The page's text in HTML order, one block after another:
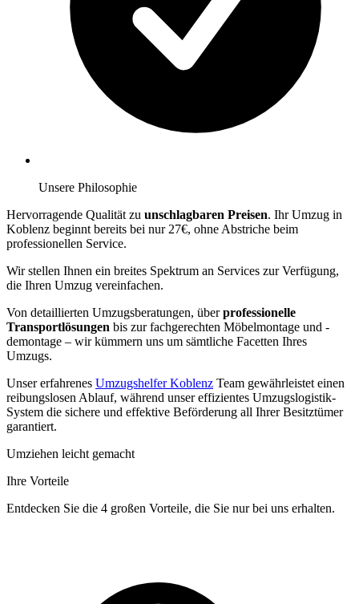
Unsere Philosophie
Hervorragende Qualität zu unschlagbaren Preisen. Ihr Umzug in
Koblenz beginnt bereits bei nur 27€, ohne Abstriche beim
professionellen Service.
Wir stellen Ihnen ein breites Spektrum an Services zur Verfügung,
die Ihren Umzug vereinfachen.
Von detaillierten Umzugsberatungen, überprofessionelle
Transportlösungen bis zur fachgerechten Möbelmontage und -
demontage – wir kümmern uns um sämtliche Facetten Ihres
Umzugs.
Unser erfahrenes Umzugshelfer Koblenz Team gewährleistet einen
reibungslosen Ablauf, während unser effizientes Umzugslogistik-
System die sichere und effektive Beförderung all Ihrer Besitztümer
garantiert.
Umziehen leicht gemacht
Ihre Vorteile
Entdecken Sie die 4 großen Vorteile, die Sie nur bei uns erhalten.